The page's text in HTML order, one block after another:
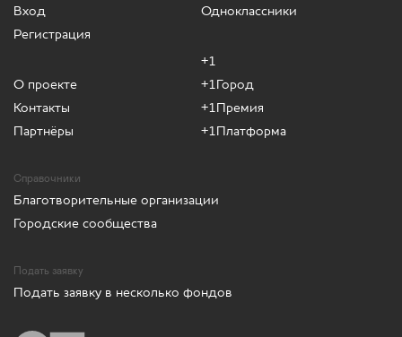
Вход
Регистрация
О проекте
Контакты
Партнёры
Одноклассники
+1
+1Город
+1Премия
+1Платформа
Справочники
Благотворительные организации
Городские сообщества
Подать заявку
Подать заявку в несколько фондов